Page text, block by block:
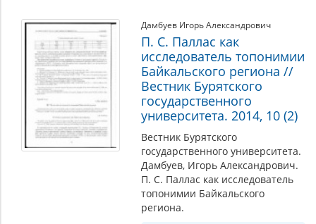
Дамбуев Игорь Александрович
П. С. Паллас как
исследователь топонимии
Байкальского региона //
Вестник Бурятского
государственного
университета. 2014, 10 (2)
Вестник Бурятского
государственного университета.
Дамбуев, Игорь Александрович.
П. С. Паллас как исследователь
топонимии Байкальского
региона.